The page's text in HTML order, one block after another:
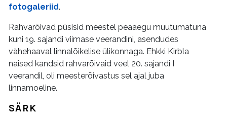
fotogaleriid.
Rahvarõivad püsisid meestel peaaegu muutumatuna
kuni 19. sajandi viimase veerandini, asendudes
vähehaaval linnalõikelise ülikonnaga. Ehkki Kirbla
naised kandsid rahvarõivaid veel 20. sajandi I
veerandil, oli meesterõivastus sel ajal juba
linnamoeline.
SÄRK